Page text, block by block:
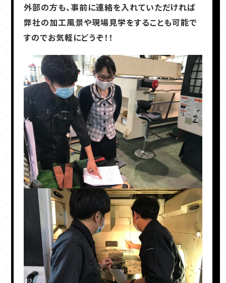
外部の方も、事前に連絡を入れていただければ
弊社の加工風景や現場見学をすることも可能で
すのでお気軽にどうぞ！！